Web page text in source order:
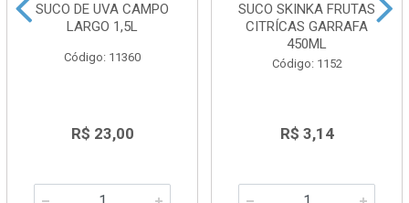
SUCO DE UVA CAMPO
LARGO 1,5L
Código: 11360
R$ 23,00
SUCO SKINKA FRUTAS
CITRÍCAS GARRAFA
450ML
Código: 1152
R$ 3,14